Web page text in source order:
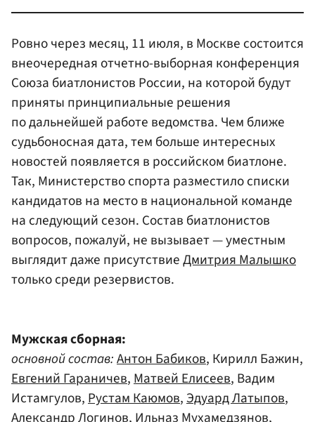
Ровно через месяц, 11 июля, в Москве состоится
внеочередная отчетно-выборная конференция
Союза биатлонистов России, на которой будут
приняты принципиальные решения
по дальнейшей работе ведомства. Чем ближе
судьбоносная дата, тем больше интересных
новостей появляется в российском биатлоне.
Так, Министерство спорта разместило списки
кандидатов на место в национальной команде
на следующий сезон. Состав биатлонистов
вопросов, пожалуй, не вызывает — уместным
выглядит даже присутствиеДмитрия Малышко
только среди резервистов.
Мужская сборная:
основной состав:Антон Бабиков, Кирилл Бажин,
Евгений Гараничев,Матвей Елисеев, Вадим
Истамгулов,Рустам Каюмов,Эдуард Латыпов,
Александр Логинов,Ильназ Мухамедзянов,